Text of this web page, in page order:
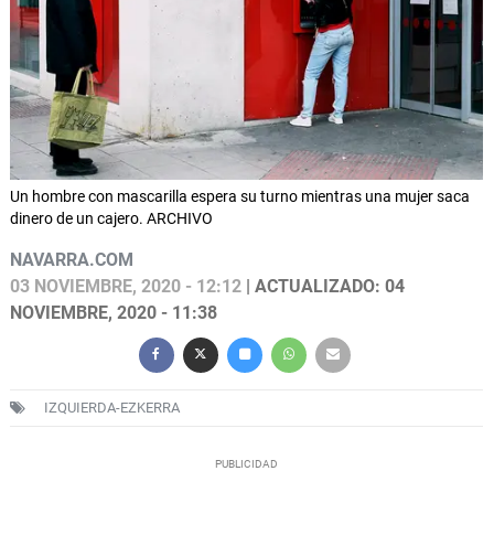
Un hombre con mascarilla espera su turno mientras una mujer saca
dinero de un cajero. ARCHIVO
NAVARRA.COM
03 NOVIEMBRE, 2020 - 12:12 | ACTUALIZADO: 04
NOVIEMBRE, 2020 - 11:38
IZQUIERDA-EZKERRA